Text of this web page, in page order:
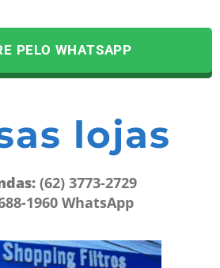
PELO WHATSAPP
lojas
(62) 3773-2729
1960 WhatsApp